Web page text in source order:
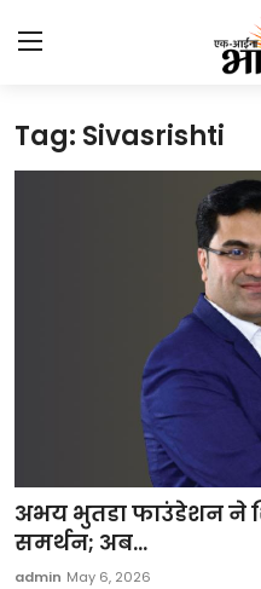
Home
मनोरंजन
टेक्नोलॉजी
Tag: Sivasrishti
अभय भुतडा फाउंडेशन ने
समर्थन; अब...
admin May 6, 2026